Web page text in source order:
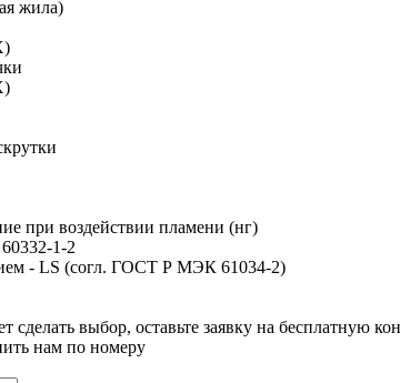
жила)
при воздействии пламени (нг)
1-2
- LS (согл. ГОСТ Р МЭК 61034-2)
сделать выбор, оставьте заявку на бесплатную
нам по номеру